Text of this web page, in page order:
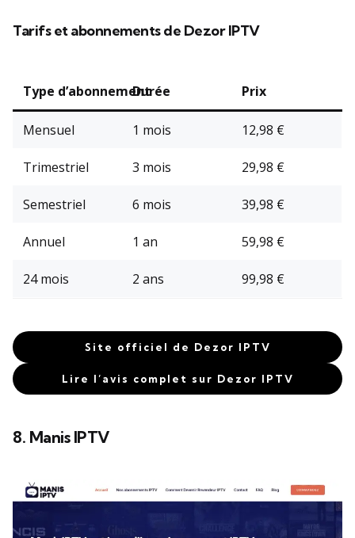
Tarifs et abonnements de Dezor IPTV
Type d’abonnementDurée Prix
Mensuel 1 mois 12,98 €
Trimestriel 3 mois 29,98 €
Semestriel 6 mois 39,98 €
Annuel 1 an 59,98 €
24 mois 2 ans 99,98 €
Site officiel de Dezor IPTV
Lire l’avis complet sur Dezor IPTV
8. Manis IPTV